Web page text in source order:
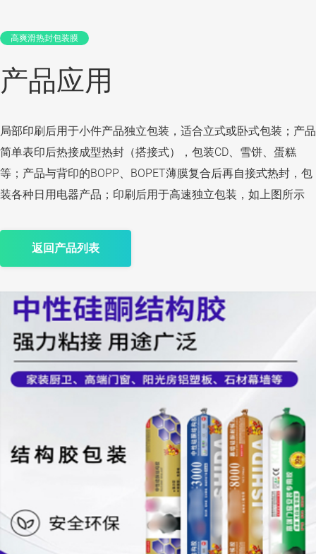
高爽滑热封包装膜
产品应用
局部印刷后用于小件产品独立包装，适合立式或卧式包装；产品
简单表印后热接成型热封（搭接式），包装CD、雪饼、蛋糕
等；产品与背印的BOPP、BOPET薄膜复合后再自接式热封，包
装各种日用电器产品；印刷后用于高速独立包装，如上图所示
返回产品列表